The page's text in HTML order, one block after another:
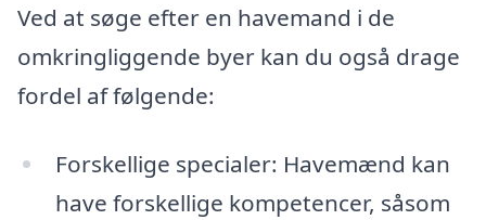
Ved at søge efter en havemand i de
omkringliggende byer kan du også drage
fordel af følgende:
Forskellige specialer: Havemænd kan
have forskellige kompetencer, såsom